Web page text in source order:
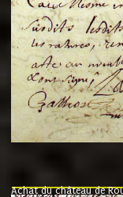
Achat du château de